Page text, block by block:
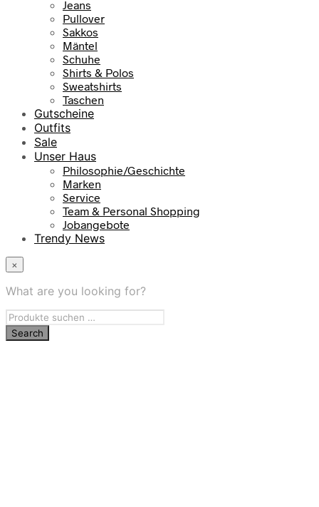
Jeans
Pullover
Sakkos
Mäntel
Schuhe
Shirts & Polos
Sweatshirts
Taschen
Gutscheine
Outfits
Sale
Unser Haus
Philosophie/Geschichte
Marken
Service
Team & Personal Shopping
Jobangebote
Trendy News
×
What are you looking for?